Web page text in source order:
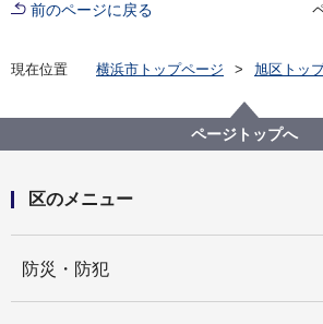
前のページに戻る
現在位置 横浜市トップページ
旭区トッ
ページトップへ
区のメニュー
防災・防犯